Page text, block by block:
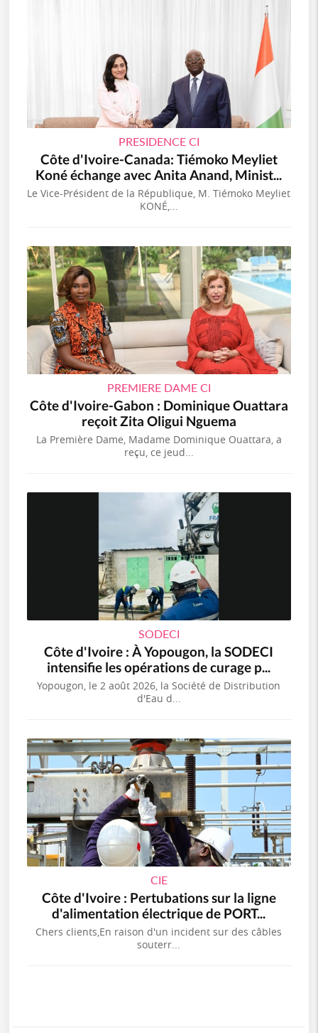
PRESIDENCE CI
Côte d'Ivoire-Canada: Tiémoko Meyliet
Koné échange avec Anita Anand, Minist...
Le Vice-Président de la République, M. Tiémoko Meyliet
KONÉ,...
PREMIERE DAME CI
Côte d'Ivoire-Gabon : Dominique Ouattara
reçoit Zita Oligui Nguema
La Première Dame, Madame Dominique Ouattara, a
reçu, ce jeud...
SODECI
Côte d'Ivoire : À Yopougon, la SODECI
intensifie les opérations de curage p...
Yopougon, le 2 août 2026, la Société de Distribution
d'Eau d...
CIE
Côte d'Ivoire : Pertubations sur la ligne
d'alimentation électrique de PORT...
Chers clients,En raison d'un incident sur des câbles
souterr...